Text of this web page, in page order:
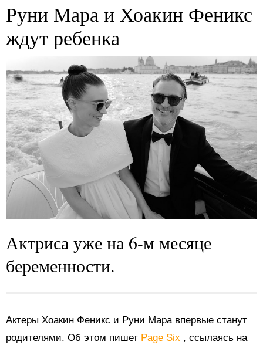
Руни Мара и Хоакин Феникс
ждут ребенка
Актриса уже на 6-м месяце
беременности.
Актеры Хоакин Феникс и Руни Мара впервые станут
родителями. Об этом пишет Page Six , ссылаясь на